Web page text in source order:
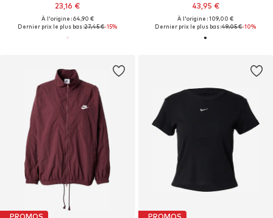
23,16 €
À l'origine : 64,90 €
Dernier prix le plus bas :27,45 €-15%
43,95 €
À l'origine : 109,00 €
Dernier prix le plus bas :49,05 €-10%